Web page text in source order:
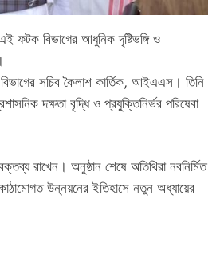
ফটক বিভাগের আধুনিক দৃষ্টিভঙ্গি ও
সচিব কৈলাশ কার্তিক, আইএএস। তিনি
দক্ষতা বৃদ্ধি ও প্রযুক্তিনির্ভর পরিষেবা
রাখেন। অনুষ্ঠান শেষে অতিথিরা নবনির্মিত
উন্নয়নের ইতিহাসে নতুন অধ্যায়ের